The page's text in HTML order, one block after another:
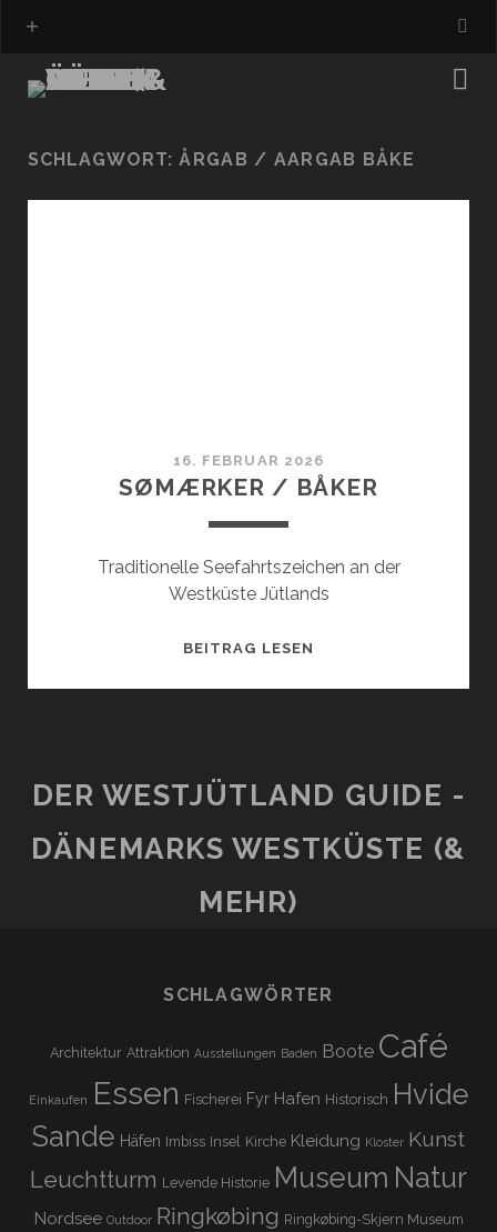
SCHLAGWORT:ÅRGAB / AARGAB BÅKE
16. FEBRUAR 2026
SØMÆRKER / BÅKER
Traditionelle Seefahrtszeichen an der
Westküste Jütlands
BEITRAG LESEN
DER WESTJÜTLAND GUIDE -
DÄNEMARKS WESTKÜSTE (&
MEHR)
SCHLAGWÖRTER
Architektur Attraktion Ausstellungen Baden Boote Café
Einkaufen Essen Fischerei Fyr Hafen Historisch Hvide
Sande Häfen Imbiss Insel Kirche Kleidung Kloster Kunst
Leuchtturm Levende Historie Museum Natur
Nordsee Outdoor Ringkøbing Ringkøbing-Skjern Museum